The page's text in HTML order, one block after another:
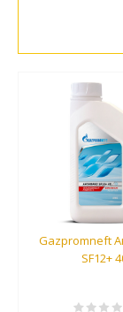
Gazpromneft
SF12+